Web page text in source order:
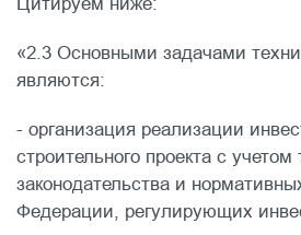
«2.3 Основными задачами
являются:
- организация реализации
строительного проекта с учетом
законодательства и
Федерации, регулирующих